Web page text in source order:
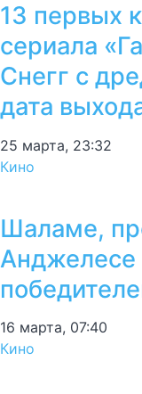
13 первых
сериала
Снегг с
дата
25 марта, 23:32
Кино
Шаламе,
Анджелесе
16 марта, 07:40
Кино